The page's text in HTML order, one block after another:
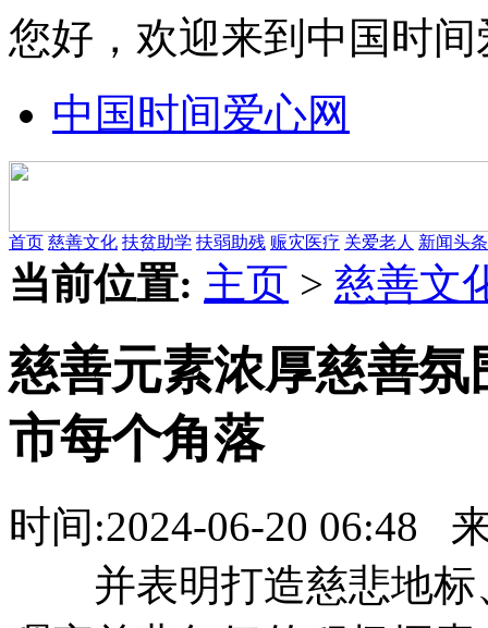
您好，欢迎来到中国时
中国时间爱心网
首页 慈善文化 扶贫助学 扶弱助残 赈灾医疗 关爱老人 新闻头条
当前位置: 主页 > 慈善文
慈善元素浓厚慈善
市每个角落
时间:2024-06-20 06:48
并表明打造慈悲地标、